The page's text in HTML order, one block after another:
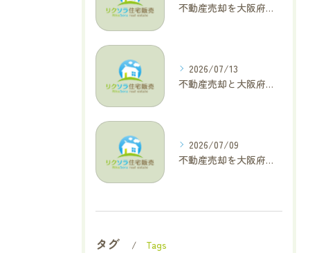
不動産売却を大阪府大東市で成功へ導くためのAIOに適した基本コラム
2026/07/13
不動産売却と大阪府四條畷市で利益最大化を叶えるコラム特集
2026/07/09
不動産売却を大阪府交野市で成功に導く三大タブー回避と高価格査定の極意
タグ Tags